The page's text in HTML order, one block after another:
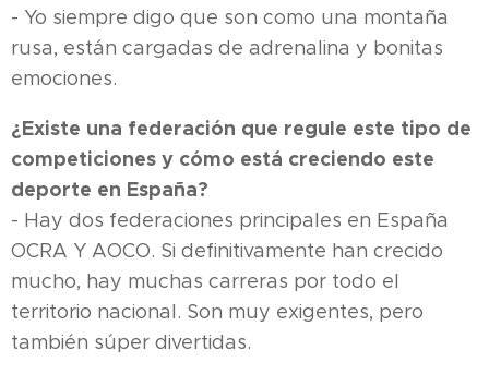
- Yo siempre digo que son como una montaña
rusa, están cargadas de adrenalina y bonitas
emociones.
¿Existe una federación que regule este tipo de
competiciones y cómo está creciendo este
deporte en España?
- Hay dos federaciones principales en España
OCRA Y AOCO. Si definitivamente han crecido
mucho, hay muchas carreras por todo el
territorio nacional. Son muy exigentes, pero
también súper divertidas.